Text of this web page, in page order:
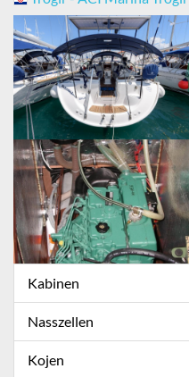
Kabinen
Nasszellen
Kojen